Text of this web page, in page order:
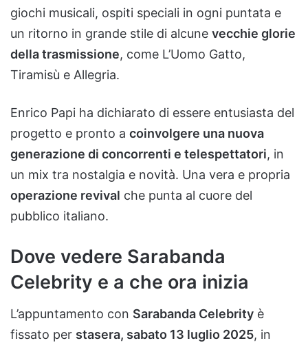
giochi musicali, ospiti speciali in ogni puntata e
un ritorno in grande stile di alcune vecchie glorie
della trasmissione, come L’Uomo Gatto,
Tiramisù e Allegria.
Enrico Papi ha dichiarato di essere entusiasta del
progetto e pronto a coinvolgere una nuova
generazione di concorrenti e telespettatori, in
un mix tra nostalgia e novità. Una vera e propria
operazione revival che punta al cuore del
pubblico italiano.
Dove vedere Sarabanda
Celebrity e a che ora inizia
L’appuntamento con Sarabanda Celebrity è
fissato per stasera, sabato 13 luglio 2025, in